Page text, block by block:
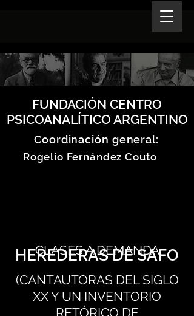
FUNDACIÓN CENTRO
PSICOANALÍTICO ARGENTINO
Coordinación general:
Rogelio Fernández Couto
HEREDERAS DE SAFO
CLASES A DEMANDA
(CANTAUTORAS DEL SIGLO
XX Y UN INVENTORIO
RETÓRICO DE